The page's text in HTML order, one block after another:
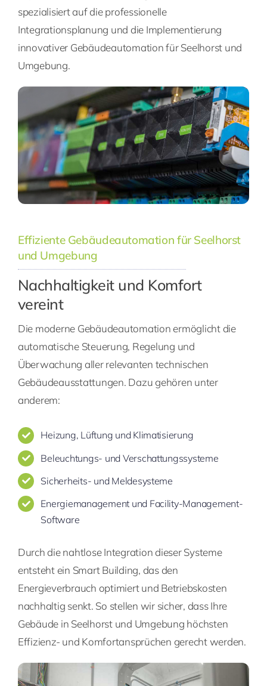
spezialisiert auf die professionelle
Integrationsplanung und die Implementierung
innovativer Gebäudeautomation für Seelhorst und
Umgebung.
Effiziente Gebäudeautomation für Seelhorst
und Umgebung
Nachhaltigkeit und Komfort
vereint
Die moderne Gebäudeautomation ermöglicht die
automatische Steuerung, Regelung und
Überwachung aller relevanten technischen
Gebäudeausstattungen. Dazu gehören unter
anderem:
Heizung, Lüftung und Klimatisierung
Beleuchtungs- und Verschattungssysteme
Sicherheits- und Meldesysteme
Energiemanagement und Facility-Management-
Software
Durch die nahtlose Integration dieser Systeme
entsteht ein Smart Building, das den
Energieverbrauch optimiert und Betriebskosten
nachhaltig senkt. So stellen wir sicher, dass Ihre
Gebäude in Seelhorst und Umgebung höchsten
Effizienz- und Komfortansprüchen gerecht werden.